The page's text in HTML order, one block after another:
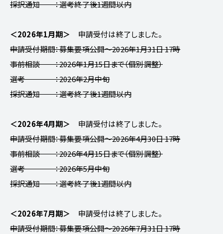
採択通知 ：選考終了後1週間以内
＜2026年1月期＞ 申請受付は終了しました。
申請受付期間：募集要項公開～2026年1月31日 17時
事前相談 ：2026年1月15日まで（個別調整）
選考 ：2026年2月中旬
採択通知 ：選考終了後1週間以内
＜2026年4月期＞ 申請受付は終了しました。
申請受付期間：募集要項公開～2026年4月30日 17時
事前相談 ：2026年4月15日まで（個別調整）
選考 ：2026年5月中旬
採択通知 ：選考終了後1週間以内
＜2026年7月期＞ 申請受付は終了しました。
申請受付期間：募集要項公開～2026年7月31日 17時